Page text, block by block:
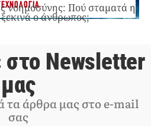
νοημοσύνης: Πού σταματά η
ο άνθρωπος;
στο Newsletter
μας
τα άρθρα μας στο e-mail
σας